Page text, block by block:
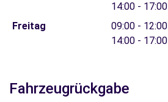
14:00 - 17:00
Freitag
09:00 - 12:00
14:00 - 17:00
Fahrzeugrückgabe